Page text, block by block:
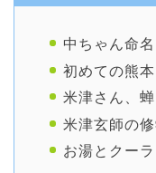
中ちゃん命名
初めての熊
米津さん、
米津玄師の
お湯とクー